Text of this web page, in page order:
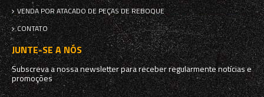
VENDA POR ATACADO DE PEÇAS DE REBOQUE
CONTATO
JUNTE-SE A NÓS
Subscreva a nossa newsletter para receber regularmente notícias e
promoções